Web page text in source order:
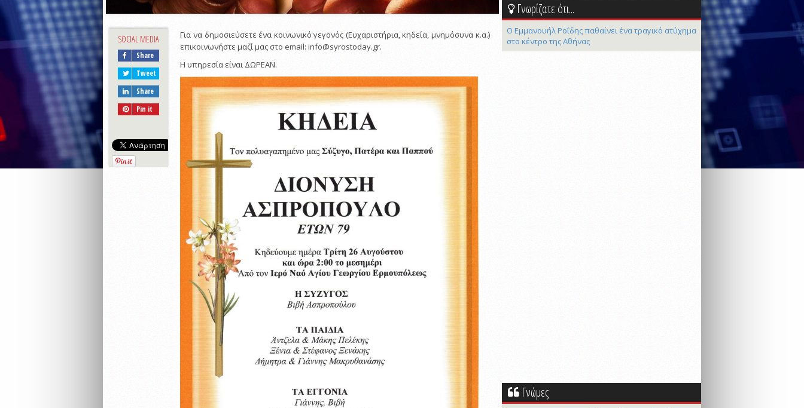
SOCIAL MEDIA
Share
Tweet
Share
Pin it
Για να δημοσιεύσετε ένα κοινωνικό γεγονός (Ευχαριστήρια, κηδεία, μνημόσυνα κ.α.)
επικοινωνήστε μαζί μας στο email: info@syrostoday.gr.
Η υπηρεσία είναι ΔΩΡΕΑΝ.
Γνωρίζατε ότι...
Ο Εμμανουήλ Ροΐδης παθαίνει ένα τραγικό ατύχημα
στο κέντρο της Αθήνας
Γνώμες